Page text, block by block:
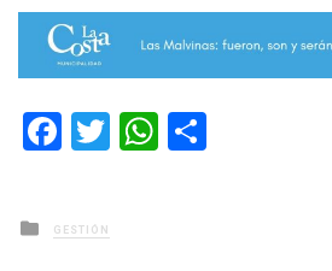
Facebook
TwitterWhatsApp
Posted
in
GESTIÓN